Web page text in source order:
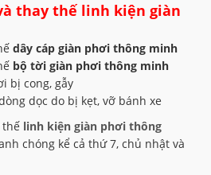
thay thế linh kiện giàn
dây cáp giàn phơi thông minh
bộ tời giàn phơi thông minh
bị cong, gẫy
dọc do bị kẹt, vỡ bánh xe
thế linh kiện giàn phơi thông
chóng kể cả thứ 7, chủ nhật và